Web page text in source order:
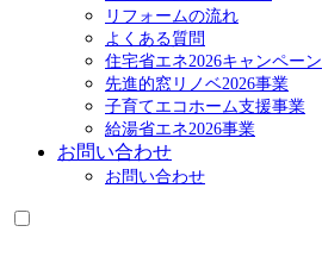
リフォームの流れ
よくある質問
住宅省エネ2026キャンペーン
先進的窓リノベ2026事業
子育てエコホーム支援事業
給湯省エネ2026事業
お問い合わせ
お問い合わせ